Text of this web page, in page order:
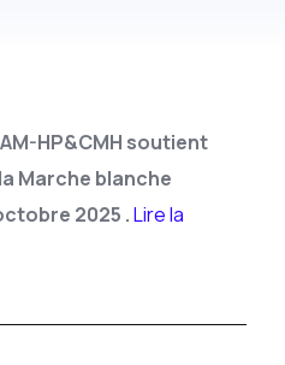
HP&CMH soutient
Marche blanche
2025 .Lire la